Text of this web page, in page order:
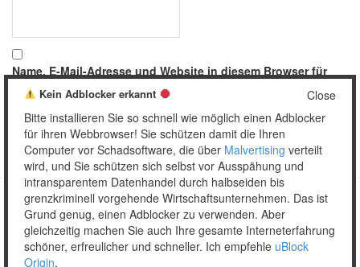
Name, E-Mail-Adresse und Website in diesem Browser für
meinen nächsten Kommentar speichern.
Copyright © 2026 Unser täglich Spam.
MobileWordPress Theme by themehall.com
Close
Kein Adblocker erkannt
Bitte installieren Sie so schnell wie möglich einen Adblocker
für ihren Webbrowser! Sie schützen damit die Ihren
Computer vor Schadsoftware, die über Malvertising verteilt
wird, und Sie schützen sich selbst vor Ausspähung und
intransparentem Datenhandel durch halbseiden bis
grenzkriminell vorgehende Wirtschaftsunternehmen. Das ist
Grund genug, einen Adblocker zu verwenden. Aber
gleichzeitig machen Sie auch Ihre gesamte Interneterfahrung
schöner, erfreulicher und schneller. Ich empfehle uBlock
Origin.